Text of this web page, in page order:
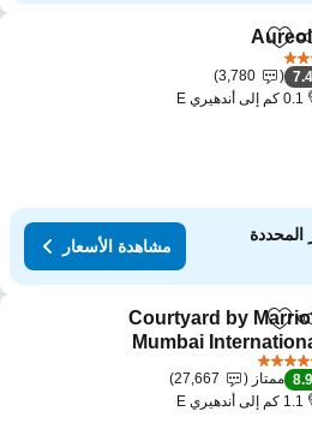
Add to favorites
3,780
0.1 كم إلى أندهيري E
مشاهدة الأسعار
Add to favorites
Courtyard by
Mumbai
ممتاز
27,667
1.1 كم إلى أندهيري E